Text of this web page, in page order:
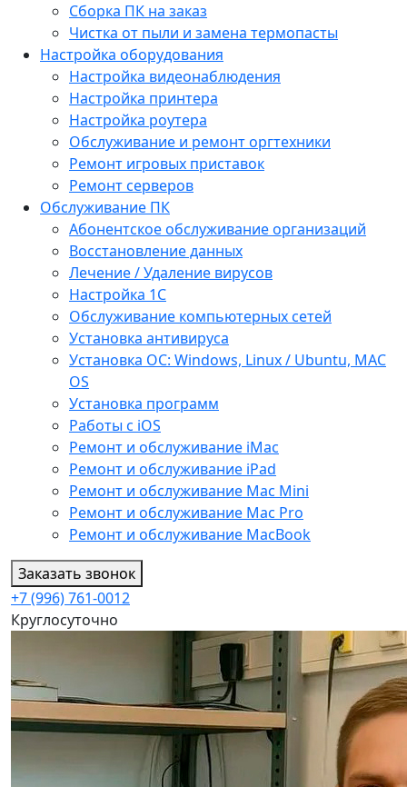
Сборка ПК на заказ
Чистка от пыли и замена термопасты
Настройка оборудования
Настройка видеонаблюдения
Настройка принтера
Настройка роутера
Обслуживание и ремонт оргтехники
Ремонт игровых приставок
Ремонт серверов
Обслуживание ПК
Абонентское обслуживание организаций
Восстановление данных
Лечение / Удаление вирусов
Настройка 1С
Обслуживание компьютерных сетей
Установка антивируса
Установка ОС: Windows, Linux / Ubuntu, МАС
OS
Установка программ
Работы с iOS
Ремонт и обслуживание iMac
Ремонт и обслуживание iPad
Ремонт и обслуживание Mac Mini
Ремонт и обслуживание Mac Pro
Ремонт и обслуживание MacBook
Заказать звонок
+7 (996) 761-0012
Круглосуточно